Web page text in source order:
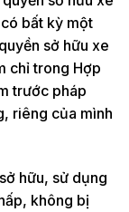
bất kỳ một
sở hữu xe
chỉ trong Hợp
trước pháp
riêng của mình
hữu, sử dụng
không bị